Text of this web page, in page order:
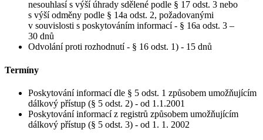
nesouhlasí s výší úhrady sdělené podle § 17 odst. 3 nebo
s výší odměny podle § 14a odst. 2, požadovanými
v souvislosti s poskytováním informací - § 16a odst. 3 –
30 dnů
Odvolání proti rozhodnutí - § 16 odst. 1) - 15 dnů
Termíny
Poskytování informací dle § 5 odst. 1 způsobem umožňujícím
dálkový přístup (§ 5 odst. 2) - od 1.1.2001
Poskytování informací z registrů způsobem umožňujícím
dálkový přístup (§ 5 odst. 3) - od 1. 1. 2002